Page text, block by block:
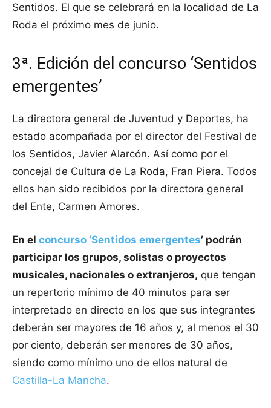
Sentidos. El que se celebrará en la localidad de La
Roda el próximo mes de junio.
3ª. Edición del concurso ‘Sentidos
emergentes’
La directora general de Juventud y Deportes, ha
estado acompañada por el director del Festival de
los Sentidos, Javier Alarcón. Así como por el
concejal de Cultura de La Roda, Fran Piera. Todos
ellos han sido recibidos por la directora general
del Ente, Carmen Amores.
En el concurso ‘Sentidos emergentes’ podrán
participar los grupos, solistas o proyectos
musicales, nacionales o extranjeros, que tengan
un repertorio mínimo de 40 minutos para ser
interpretado en directo en los que sus integrantes
deberán ser mayores de 16 años y, al menos el 30
por ciento, deberán ser menores de 30 años,
siendo como mínimo uno de ellos natural de
Castilla-La Mancha.